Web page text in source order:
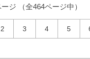
ージ （全464ページ中）
2 3 4 5